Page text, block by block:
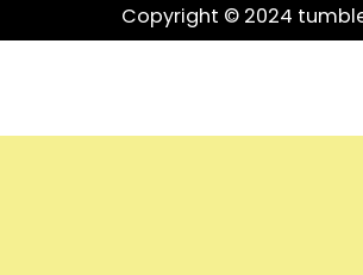
Copyright © 2024